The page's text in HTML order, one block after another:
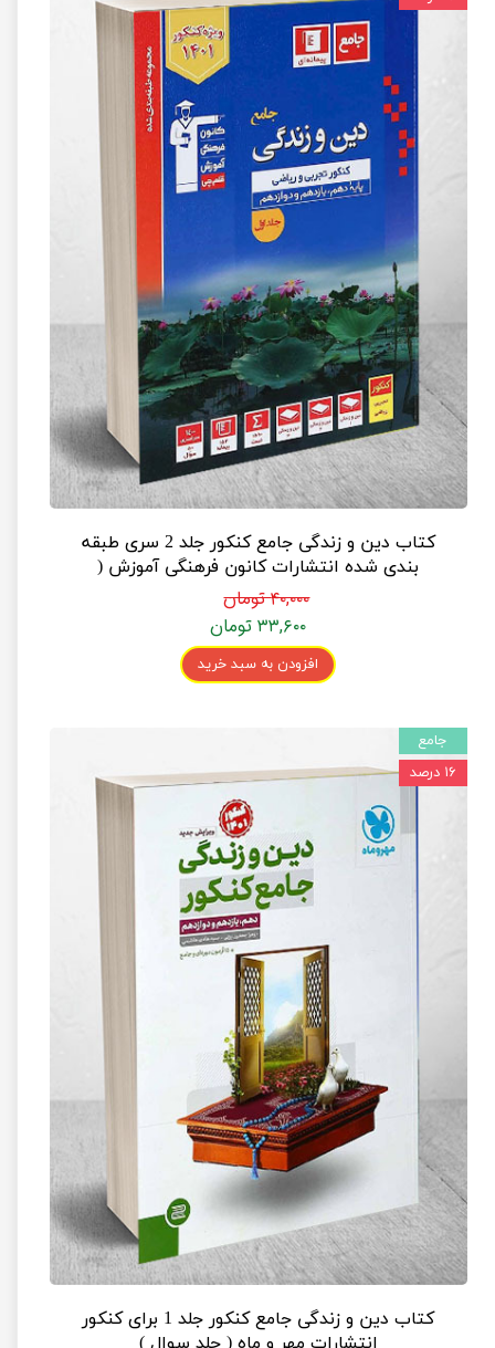
کتاب دین و زندگی جامع کنکور جلد 2 سری طبقه
بندی شده انتشارات کانون فرهنگی آموزش (
پاسخنامه )
۴۰,۰۰۰ تومان
۳۳,۶۰۰ تومان
افزودن به سبد خرید
کتاب دین و زندگی جامع کنکور جلد 1 برای کنکور
جامع
۱۶ درصد